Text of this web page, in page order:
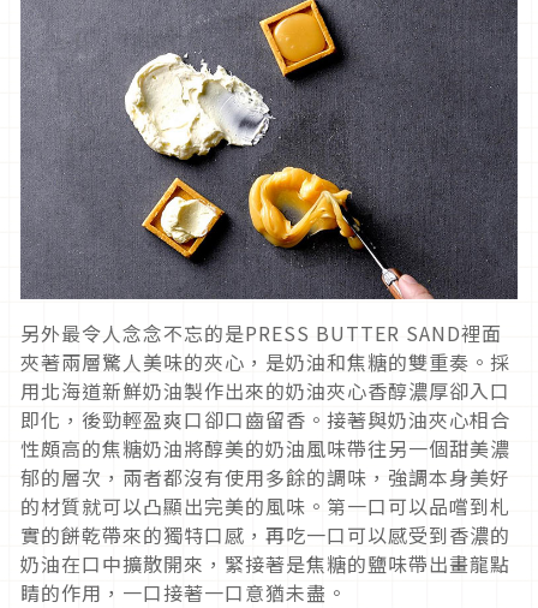
另外最令人念念不忘的是PRESS BUTTER SAND裡面
夾著兩層驚人美味的夾心，是奶油和焦糖的雙重奏。採
用北海道新鮮奶油製作出來的奶油夾心香醇濃厚卻入口
即化，後勁輕盈爽口卻口齒留香。接著與奶油夾心相合
性頗高的焦糖奶油將醇美的奶油風味帶往另一個甜美濃
郁的層次，兩者都沒有使用多餘的調味，強調本身美好
的材質就可以凸顯出完美的風味。第一口可以品嚐到札
實的餅乾帶來的獨特口感，再吃一口可以感受到香濃的
奶油在口中擴散開來，緊接著是焦糖的鹽味帶出畫龍點
睛的作用，一口接著一口意猶未盡。